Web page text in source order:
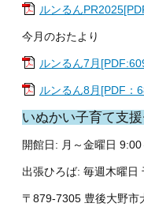
ルンるん
今月のおたより
ルンるん7月
ルンるん8月[PDF：
いぬかい子育て支
開館日: 月～金曜日
出張ひろば: 毎週木曜日
〒879-7305 豊後大野市